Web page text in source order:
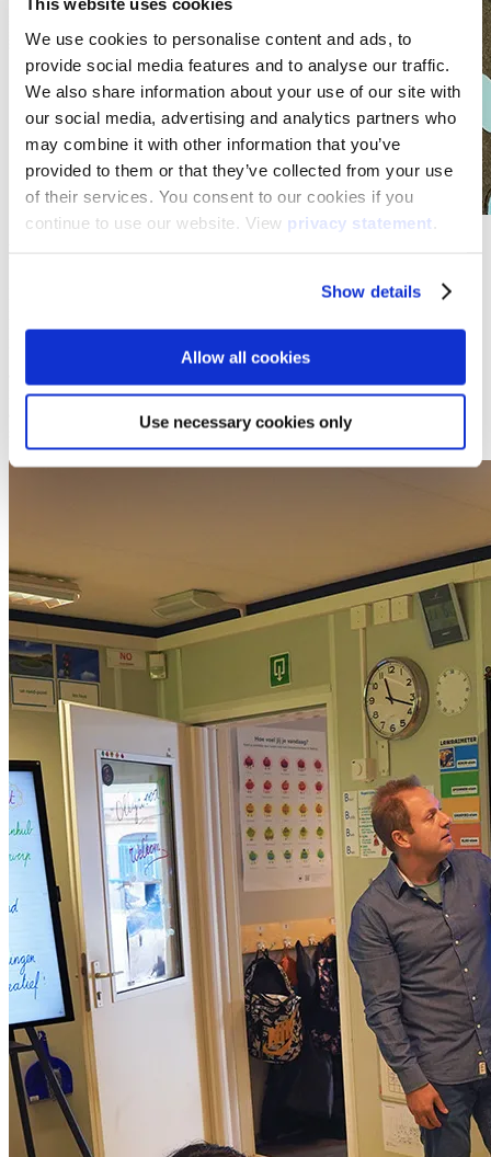
We use cookies to personalise content and ads, to
provide social media features and to analyse our traffic.
We also share information about your use of our site with
our social media, advertising and analytics partners who
may combine it with other information that you’ve
provided to them or that they’ve collected from your use
of their services. You consent to our cookies if you
continue to use our website. View privacy statement
Show details
Allow all cookies
Use necessary cookies only
Mehrere Studien zeigen, dass die Aufmerksamkeit von Schülern
Deshalb ist es wichtig, sie durch aktive und einbindende
Unterrichtsmethoden aufmerksam zu halten. Die Motion-Würfel
ihre Problemlösungsfähigkeiten einzusetzen – sowohl individuell als
auch in der Gruppe. Das fördert nicht nur die aktive Teilnahme,
sondern schult auch die Kooperations- und Sozialkompetenzen.